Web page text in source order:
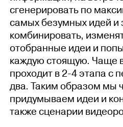
сгенерировать по
самых безумных идей и
комбинировать,
отобранные идеи и
каждую стоящую. Чаще
проходит в 2-4 этапа с
два. Таким образом мы
придумываем идеи и
также сценарии